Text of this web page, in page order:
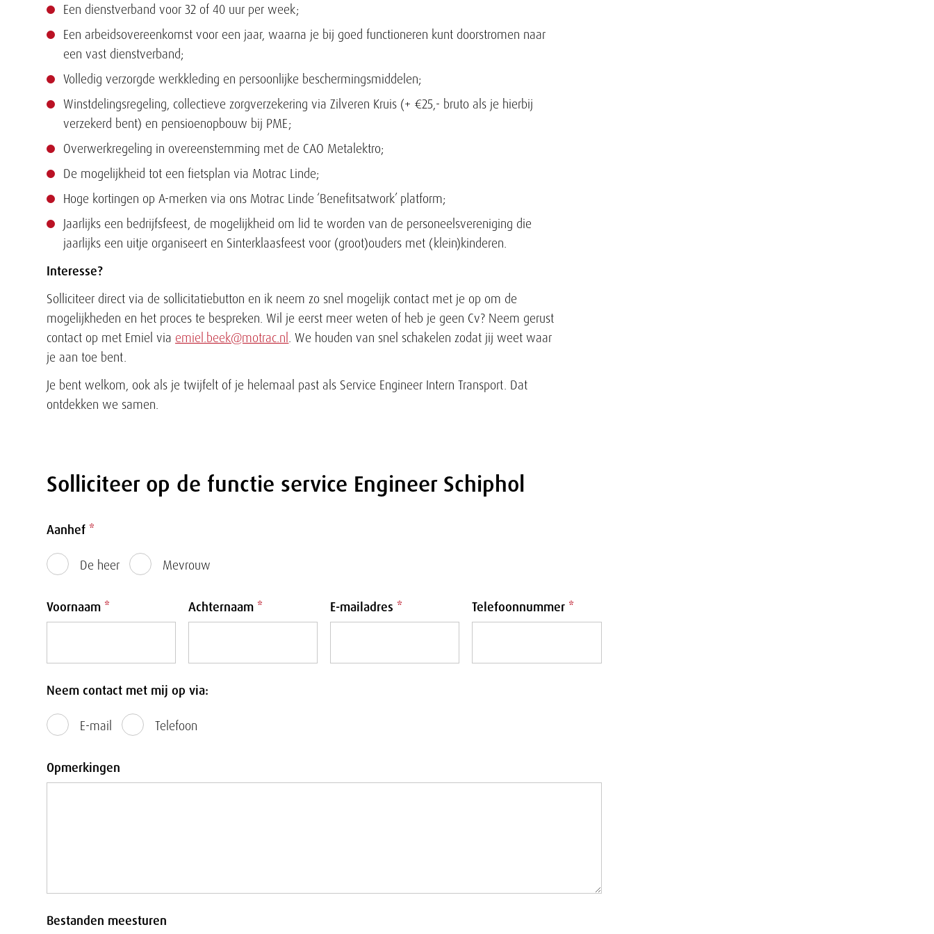
Een dienstverband voor 32 of 40 uur per week;
Een arbeidsovereenkomst voor een jaar, waarna je bij goed functioneren kunt doorstromen naar
een vast dienstverband;
Volledig verzorgde werkkleding en persoonlijke beschermingsmiddelen;
Winstdelingsregeling, collectieve zorgverzekering via Zilveren Kruis (+ €25,- bruto als je hierbij
verzekerd bent) en pensioenopbouw bij PME;
Overwerkregeling in overeenstemming met de CAO Metalektro;
De mogelijkheid tot een fietsplan via Motrac Linde;
Hoge kortingen op A-merken via ons Motrac Linde ‘Benefitsatwork’ platform;
Jaarlijks een bedrijfsfeest, de mogelijkheid om lid te worden van de personeelsvereniging die
jaarlijks een uitje organiseert en Sinterklaasfeest voor (groot)ouders met (klein)kinderen.
Interesse?
Solliciteer direct via de sollicitatiebutton en ik neem zo snel mogelijk contact met je op om de
mogelijkheden en het proces te bespreken. Wil je eerst meer weten of heb je geen Cv? Neem gerust
contact op met Emiel via emiel.beek@motrac.nl
. We houden van snel schakelen zodat jij weet waar
je aan toe bent.
Je bent welkom, ook als je twijfelt of je helemaal past als Service Engineer Intern Transport. Dat
ontdekken we samen.
Solliciteer op de functie service Engineer Schiphol
Formulier
Aanhef *
De heer Mevrouw
Voornaam * Achternaam * E-mailadres * Telefoonnummer *
Neem contact met mij op via:
E-mail Telefoon
Opmerkingen
Bestanden meesturen